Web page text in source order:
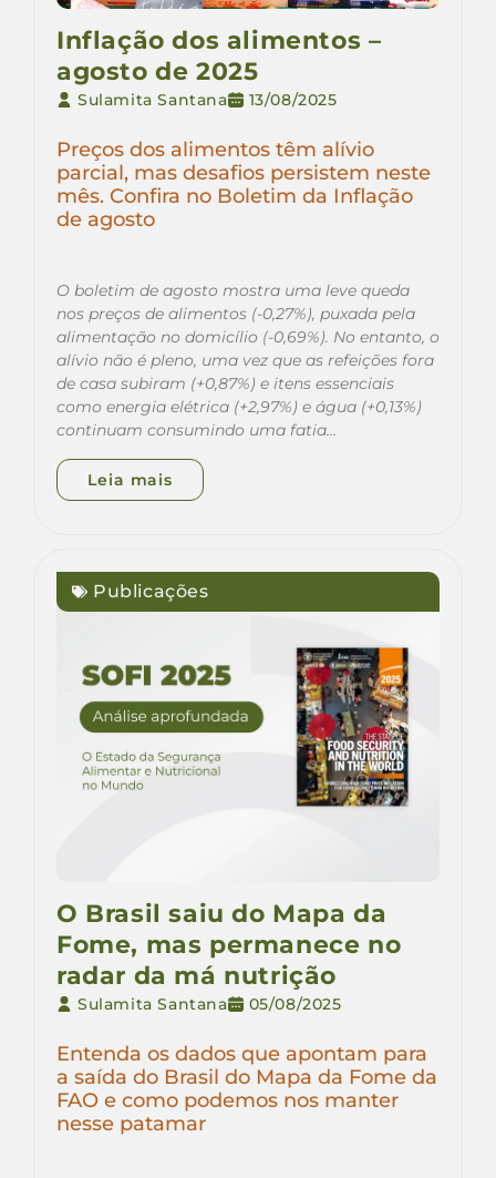
Inflação dos alimentos –
agosto de 2025
Sulamita Santana 13/08/2025
Preços dos alimentos têm alívio
parcial, mas desafios persistem neste
mês. Confira no Boletim da Inflação
de agosto
O boletim de agosto mostra uma leve queda
nos preços de alimentos (-0,27%), puxada pela
alimentação no domicílio (-0,69%). No entanto, o
alívio não é pleno, uma vez que as refeições fora
de casa subiram (+0,87%) e itens essenciais
como energia elétrica (+2,97%) e água (+0,13%)
continuam consumindo uma fatia…
Leia mais
Publicações
O Brasil saiu do Mapa da
Fome, mas permanece no
radar da má nutrição
Sulamita Santana 05/08/2025
Entenda os dados que apontam para
a saída do Brasil do Mapa da Fome da
FAO e como podemos nos manter
nesse patamar